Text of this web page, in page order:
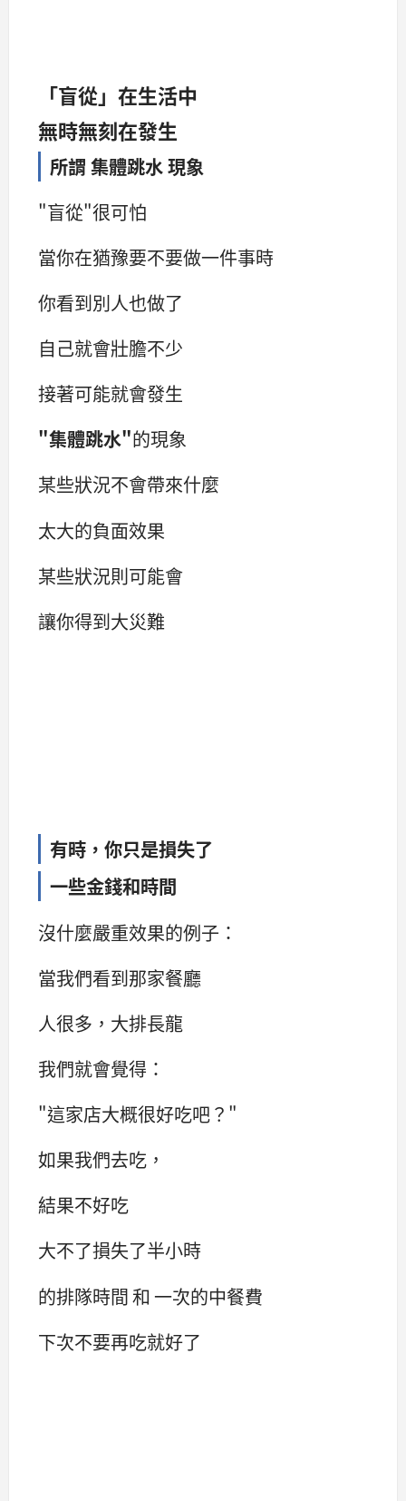
「盲從」在生活中
無時無刻在發生
所謂 集體跳水 現象
"盲從"很可怕
當你在猶豫要不要做一件事時
你看到別人也做了
自己就會壯膽不少
接著可能就會發生
"集體跳水"的現象
某些狀況不會帶來什麼
太大的負面效果
某些狀況則可能會
讓你得到大災難
有時，你只是損失了
一些金錢和時間
沒什麼嚴重效果的例子：
當我們看到那家餐廳
人很多，大排長龍
我們就會覺得：
"這家店大概很好吃吧？"
如果我們去吃，
結果不好吃
大不了損失了半小時
的排隊時間 和 一次的中餐費
下次不要再吃就好了